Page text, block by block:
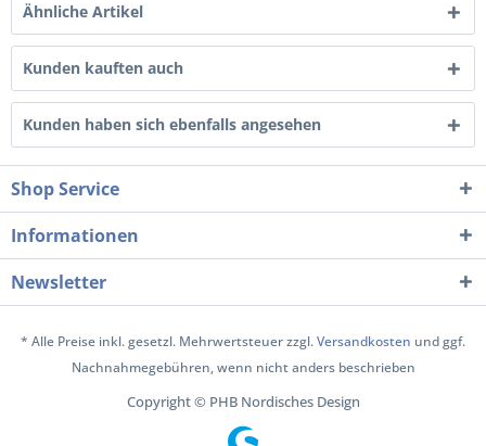
Ähnliche Artikel
Kunden kauften auch
Kunden haben sich ebenfalls angesehen
Shop Service
Informationen
Newsletter
* Alle Preise inkl. gesetzl. Mehrwertsteuer zzgl.Versandkosten und ggf.
Nachnahmegebühren, wenn nicht anders beschrieben
Copyright © PHB Nordisches Design